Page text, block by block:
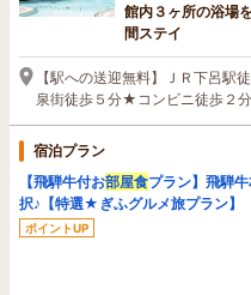
館内３ヶ所の浴場
間ステイ
【駅への送迎無料】ＪＲ下呂
泉街徒歩５分★コンビニ徒歩２分
宿泊プラン
【飛騨牛付お部屋食プラン】飛騨
択♪【特選★ぎふグルメ旅プラン】
ポイントUP